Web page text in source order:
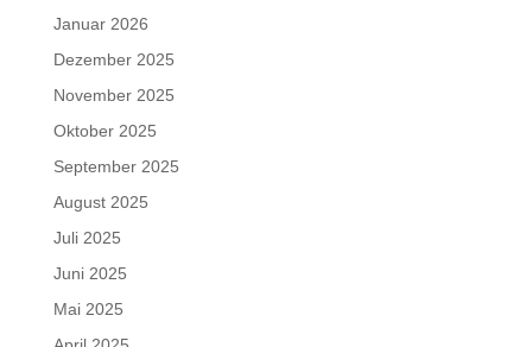
Januar 2026
Dezember 2025
November 2025
Oktober 2025
September 2025
August 2025
Juli 2025
Juni 2025
Mai 2025